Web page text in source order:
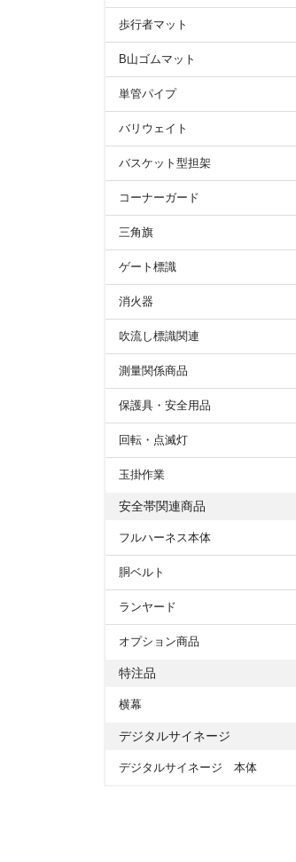
歩行者マット
B山ゴムマット
単管パイプ
バリウェイト
バスケット型担架
コーナーガード
三角旗
ゲート標識
消火器
吹流し標識関連
測量関係商品
保護具・安全用品
回転・点滅灯
玉掛作業
安全帯関連商品
フルハーネス本体
胴ベルト
ランヤード
オプション商品
特注品
横幕
デジタルサイネージ
デジタルサイネージ 本体